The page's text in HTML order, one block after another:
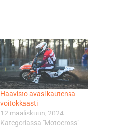
Haavisto avasi kautensa
voitokkaasti
12 maaliskuun, 2024
Kategoriassa "Motocross"